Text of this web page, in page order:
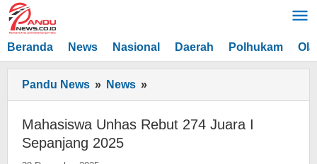
Lewati
ke
konten
Beranda News Nasional Daerah Polhukam
Pandu News » News »
Unhas
Rebut
Mahasiswa Unhas Rebut 274 Juara I
Sepanjang 2025